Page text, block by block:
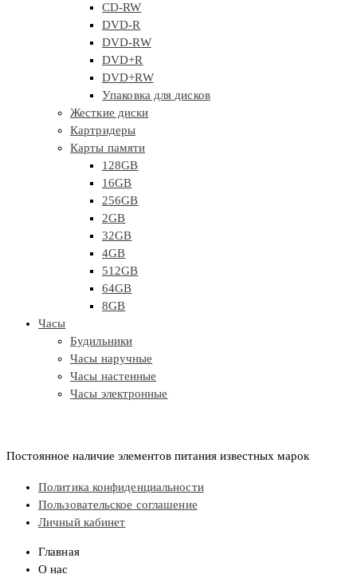
CD-RW
DVD-R
DVD-RW
DVD+R
DVD+RW
Упаковка для дисков
Жесткие диски
Картридеры
Карты памяти
128GB
16GB
256GB
2GB
32GB
4GB
512GB
64GB
8GB
Часы
Будильники
Часы наручные
Часы настенные
Часы электронные
Постоянное наличие элементов питания известных марок
Политика конфиденциальности
Пользовательское соглашение
Личный кабинет
Главная
О нас